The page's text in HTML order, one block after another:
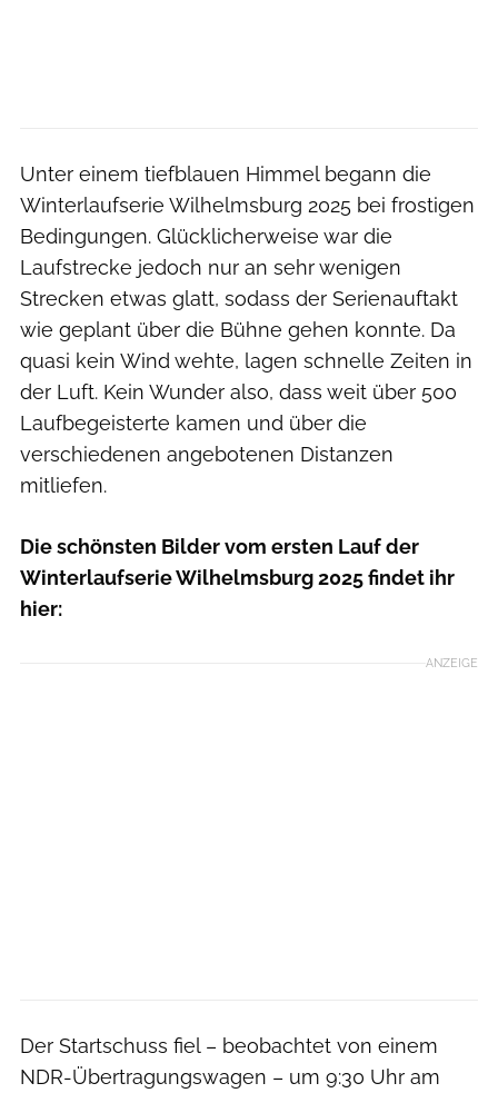
Unter einem tiefblauen Himmel begann die
Winterlaufserie Wilhelmsburg 2025 bei frostigen
Bedingungen. Glücklicherweise war die
Laufstrecke jedoch nur an sehr wenigen
Strecken etwas glatt, sodass der Serienauftakt
wie geplant über die Bühne gehen konnte. Da
quasi kein Wind wehte, lagen schnelle Zeiten in
der Luft. Kein Wunder also, dass weit über 500
Laufbegeisterte kamen und über die
verschiedenen angebotenen Distanzen
mitliefen.
Die schönsten Bilder vom ersten Lauf der
Winterlaufserie Wilhelmsburg 2025 findet ihr
hier:
ANZEIGE
Der Startschuss fiel – beobachtet von einem
NDR-Übertragungswagen – um 9:30 Uhr am